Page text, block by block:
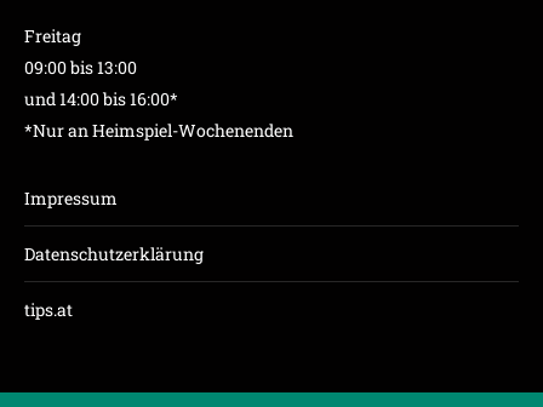
Freitag
09:00 bis 13:00
und 14:00 bis 16:00*
*Nur an Heimspiel-Wochenenden
Impressum
Datenschutzerklärung
tips.at